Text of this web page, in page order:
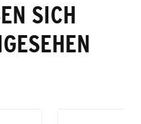
SICH